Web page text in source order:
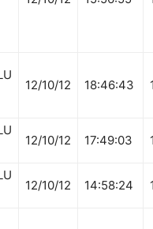
12/10/12 18:46:43
12/10/12 17:49:03
12/10/12 14:58:24